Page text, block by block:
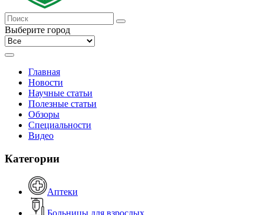
Выберите город
Главная
Новости
Научные статьи
Полезные статьи
Обзоры
Специальности
Видео
Категории
Аптеки